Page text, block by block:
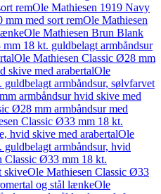
remOle Mathiesen 1919 Navy
mm med sort remOle Mathiesen
Ole Mathiesen Brun Blank
18 kt. guldbelagt armbåndsur
Ole Mathiesen Classic Ø28 mm
skive med arabertalOle
armbåndsur, sølvfarvet
armbåndsur hvid skive med
Ø28 mm armbåndsur med
Classic Ø33 mm 18 kt.
hvid skive med arabertalOle
armbåndsur, hvid
Classic Ø33 mm 18 kt.
skiveOle Mathiesen Classic Ø33
og stål lænkeOle